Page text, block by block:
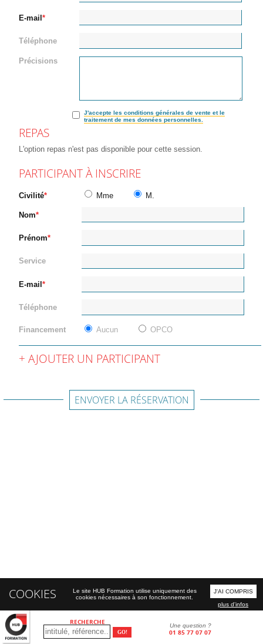
RECHERCHE Une question ?
01 85 77 07 07
E-mail
Téléphone
Précisions
J'accepte les conditions générales de vente et le
traitement de mes données personnelles.
REPAS
L'option repas n'est pas disponible pour cette session.
PARTICIPANT À INSCRIRE
Civilité Mme M.
Nom
Prénom
Service
E-mail
Téléphone
Financement Aucun OPCO
AJOUTER UN PARTICIPANT
ENVOYER LA RÉSERVATION
COOKIES
Le site HUB Formation utilise uniquement des
cookies nécessaires à son fonctionnement.
J'AI COMPRIS
plus d'infos